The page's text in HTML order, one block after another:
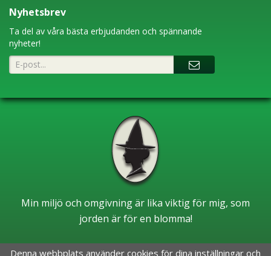
Nyhetsbrev
Ta del av våra bästa erbjudanden och spännande
nyheter!
Min miljö och omgivning är lika viktig för mig, som
jorden är för en blomma!
Denna webbplats använder cookies för dina inställningar och